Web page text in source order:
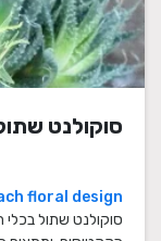
סוקולנט
floral design
סוקולנט שתול